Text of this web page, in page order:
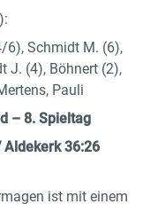
6), Schmidt M. (6),
J. (4), Böhnert (2),
Pauli
– 8. Spieltag
Aldekerk 36:26
ist mit einem